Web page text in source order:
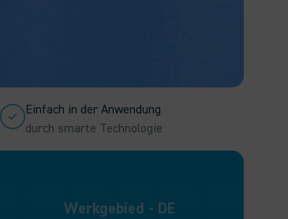
Einfach in der Anwendung
durch smarte Technologie
Werkgebied - DE